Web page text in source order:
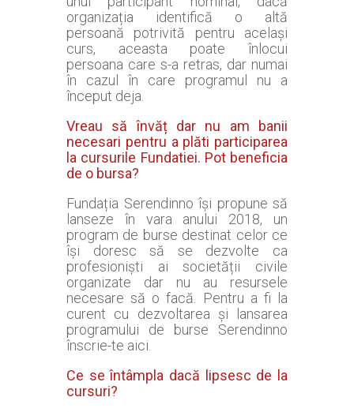
organizația identifică o altă
persoană potrivită pentru același
curs, aceasta poate înlocui
persoana care s-a retras, dar numai
în cazul în care programul nu a
început deja.
Vreau să învăț dar nu am banii
necesari pentru a plăti participarea
la cursurile Fundatiei. Pot beneficia
de o bursa?
Fundația Serendinno își propune să
lanseze în vara anului 2018, un
program de burse destinat celor ce
își doresc să se dezvolte ca
profesioniști ai societății civile
organizate dar nu au resursele
necesare să o facă. Pentru a fi la
curent cu dezvoltarea și lansarea
programului de burse Serendinno
înscrie-te aici.
Ce se întâmpla dacă lipsesc de la
cursuri?